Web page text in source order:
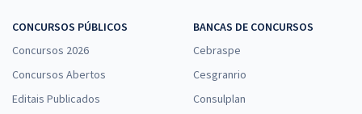
CONCURSOS PÚBLICOS
Concursos 2026
Concursos Abertos
Editais Publicados
BANCAS DE CONCURSOS
Cebraspe
Cesgranrio
Consulplan